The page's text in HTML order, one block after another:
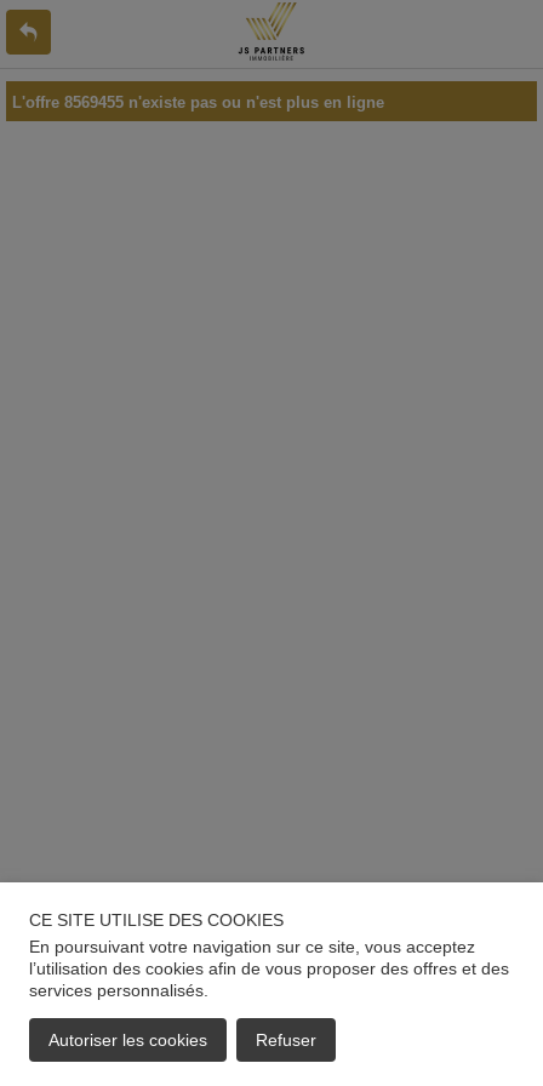
L'offre 8569455 n'existe pas ou n'est plus en ligne
CE SITE UTILISE DES COOKIES
En poursuivant votre navigation sur ce site, vous acceptez
l’utilisation des cookies afin de vous proposer des offres et des
services personnalisés.
Autoriser les cookies Refuser